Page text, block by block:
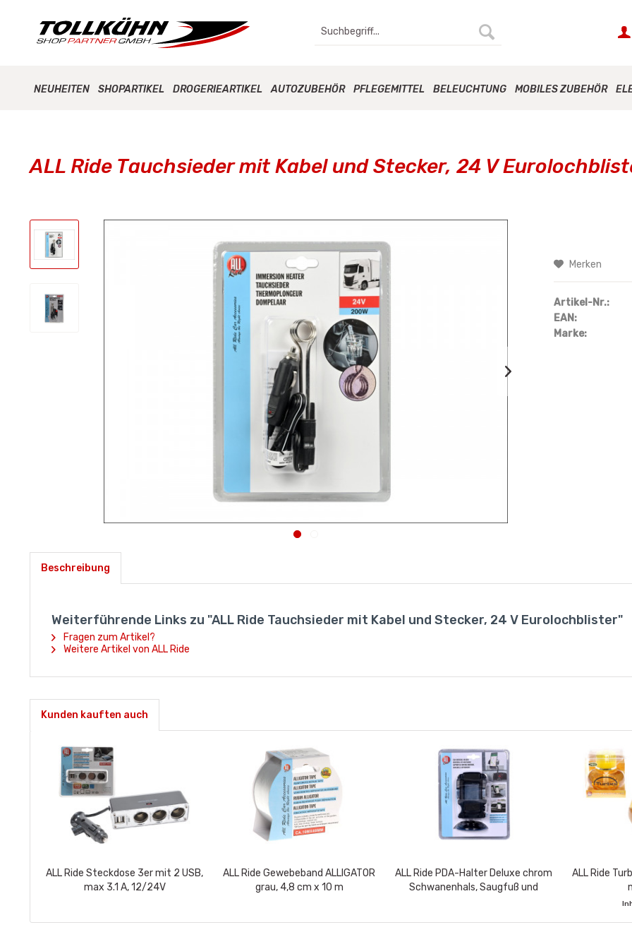
NEUHEITEN SHOPARTIKEL DROGERIEARTIKEL AUTOZUBEHÖR PFLEGEMITTEL BELEUCHTUNG MOBILES ZUBEHÖR
ALL Ride Tauchsieder mit Kabel und Stecker, 24 V
Merken
Artikel-Nr.:
EAN:
Marke:
Beschreibung
Weiterführende Links zu "ALL Ride Tauchsieder mit Kabel und Stecker, 24 V Eurolochblister"
Fragen zum Artikel?
Weitere Artikel von ALL Ride
Kunden kauften auch
ALL Ride Steckdose 3er mit 2 USB,
max 3.1 A, 12/24V
ALL Ride Gewebeband ALLIGATOR
grau, 4,8 cm x 10 m
ALL Ride PDA-Halter Deluxe chrom
Schwanenhals, Saugfuß und
ALL Ride